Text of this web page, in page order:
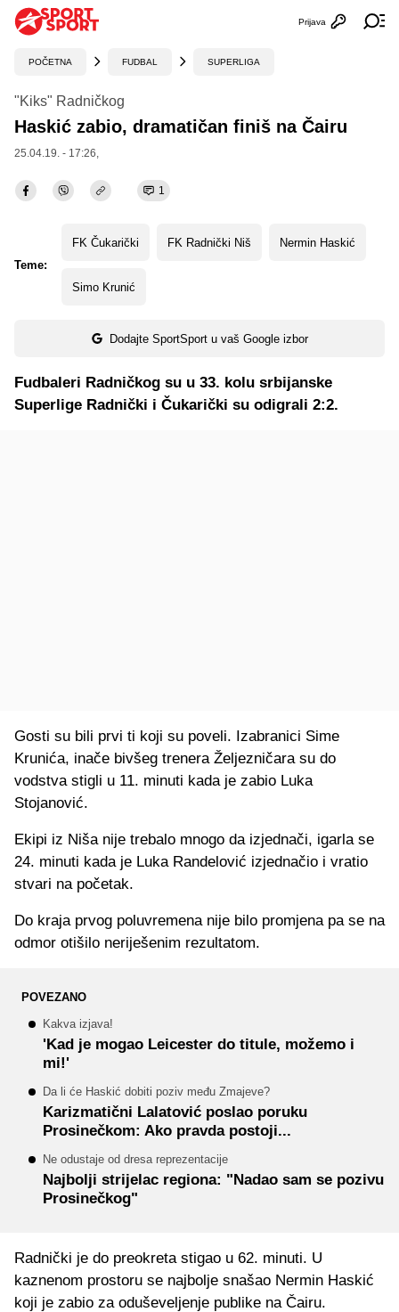
Otvori
Prijava
POČETNA FUDBAL SUPERLIGA
"Kiks" Radničkog
Haskić zabio, dramatičan finiš na Čairu
25.04.19. - 17:26,
1
Teme:
FK Čukarički FK Radnički Niš Nermin Haskić
Simo Krunić
Dodajte SportSport u vaš Google izbor
Fudbaleri Radničkog su u 33. kolu srbijanske
Superlige Radnički i Čukarički su odigrali 2:2.
Gosti su bili prvi ti koji su poveli. Izabranici Sime
Krunića, inače bivšeg trenera Željezničara su do
vodstva stigli u 11. minuti kada je zabio Luka
Stojanović.
Ekipi iz Niša nije trebalo mnogo da izjednači, igarla se
24. minuti kada je Luka Randelović izjednačio i vratio
stvari na početak.
Do kraja prvog poluvremena nije bilo promjena pa se na
odmor otišilo neriješenim rezultatom.
POVEZANO
Kakva izjava!
'Kad je mogao Leicester do titule, možemo i
mi!'
Da li će Haskić dobiti poziv među Zmajeve?
Karizmatični Lalatović poslao poruku
Prosinečkom: Ako pravda postoji...
Ne odustaje od dresa reprezentacije
Najbolji strijelac regiona: "Nadao sam se pozivu
Prosinečkog"
Radnički je do preokreta stigao u 62. minuti. U
kaznenom prostoru se najbolje snašao Nermin Haskić
koji je zabio za oduševeljenje publike na Čairu.